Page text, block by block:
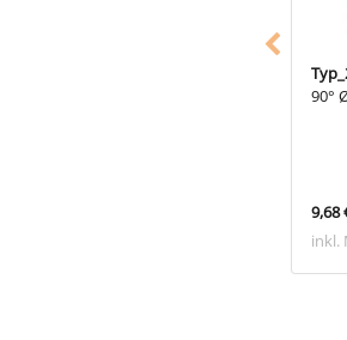
90°
9,68
inkl.